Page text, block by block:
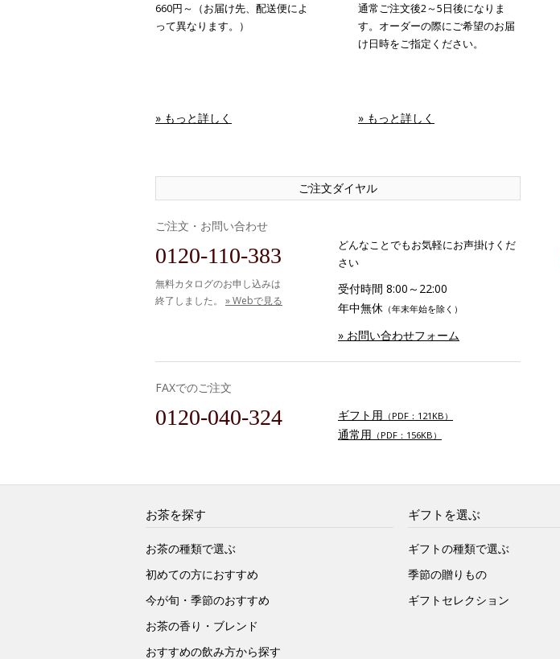
660円～（お届け先、配送便によ
って異なります。）
» もっと詳しく
通常ご注文後2～5日後になりま
す。オーダーの際にご希望のお届
け日時をご指定ください。
» もっと詳しく
ご注文ダイヤル
ご注文・お問い合わせ
0120-110-383
無料カタログのお申し込みは
終了しました。 » Webで見る
どんなことでもお気軽にお声掛けくだ
さい
受付時間 8:00～22:00
年中無休 （年末年始を除く）
» お問い合わせフォーム
FAXでのご注文
0120-040-324 ギフト用 （PDF：121KB）
通常用 （PDF：156KB）
お茶を探す
お茶の種類で選ぶ
初めての方におすすめ
今が旬・季節のおすすめ
お茶の香り・ブレンド
おすすめの飲み方から探す
ギフトを選ぶ
ギフトの種類で選ぶ
季節の贈りもの
ギフトセレクション